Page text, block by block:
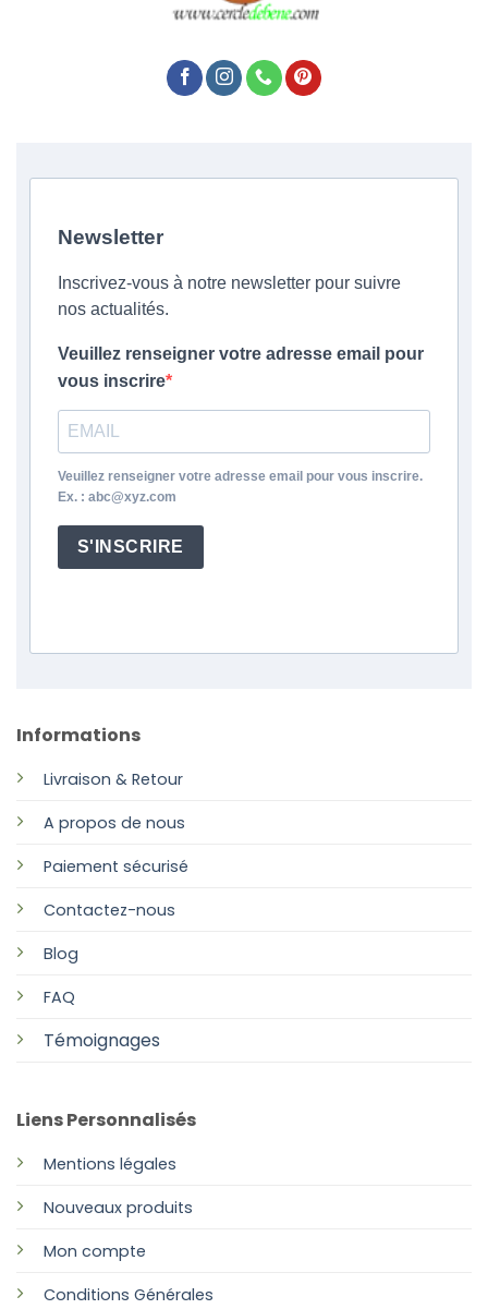
Informations
Livraison & Retour
A propos de nous
Paiement sécurisé
Contactez-nous
Blog
FAQ
Témoignages
Liens Personnalisés
Mentions légales
Nouveaux produits
Mon compte
Conditions Générales
Newsletter
Inscrivez-vous à notre newsletter pour suivre
nos actualités.
Veuillez renseigner votre adresse email pour
vous inscrire
Veuillez renseigner votre adresse email pour vous inscrire.
Ex. : abc@xyz.com
S'INSCRIRE